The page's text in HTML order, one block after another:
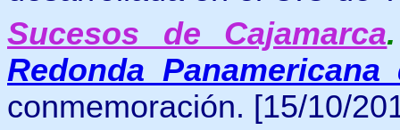
Sucesos de Cajamarca
Redonda Panamericana
conmemoración. [15/10/